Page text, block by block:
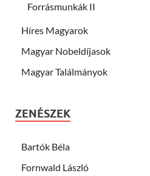
Forrásmunkák II
Híres Magyarok
Magyar Nobeldíjasok
Magyar Találmányok
ZENÉSZEK
Bartók Béla
Fornwald László